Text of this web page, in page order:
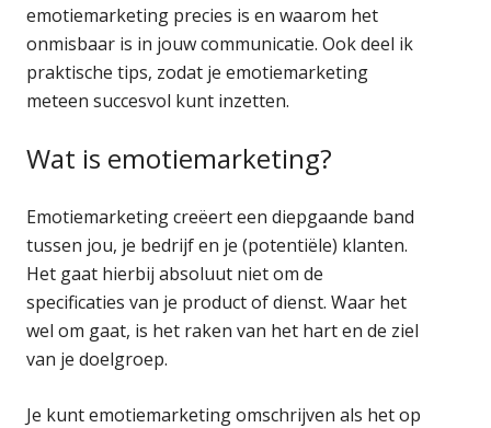
emotiemarketing precies is en waarom het
onmisbaar is in jouw communicatie. Ook deel ik
praktische tips, zodat je emotiemarketing
meteen succesvol kunt inzetten.
Wat is emotiemarketing?
Emotiemarketing creëert een diepgaande band
tussen jou, je bedrijf en je (potentiële) klanten.
Het gaat hierbij absoluut niet om de
specificaties van je product of dienst. Waar het
wel om gaat, is het raken van het hart en de ziel
van je doelgroep.
Je kunt emotiemarketing omschrijven als het op